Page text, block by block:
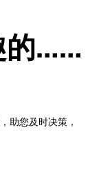
的……
助您及时决策，